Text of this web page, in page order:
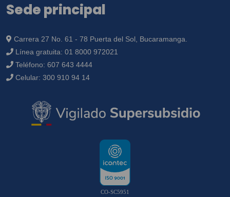
Sede principal
Carrera 27 No. 61 - 78 Puerta del Sol, Bucaramanga.
Línea gratuita: 01 8000 972021
Teléfono: 607 643 4444
Celular: 300 910 94 14
CO-SC5951